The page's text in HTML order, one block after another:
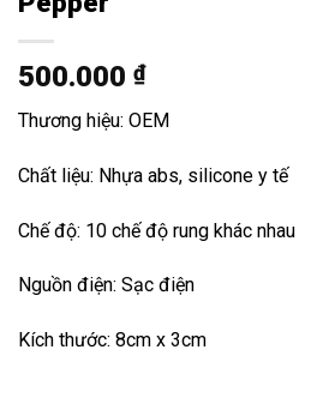
500.000 ₫
Thương hiệu: OEM
Chất liệu: Nhựa abs, silicone y tế
Chế độ: 10 chế độ rung khác nhau
Nguồn điện: Sạc điện
Kích thước: 8cm x 3cm